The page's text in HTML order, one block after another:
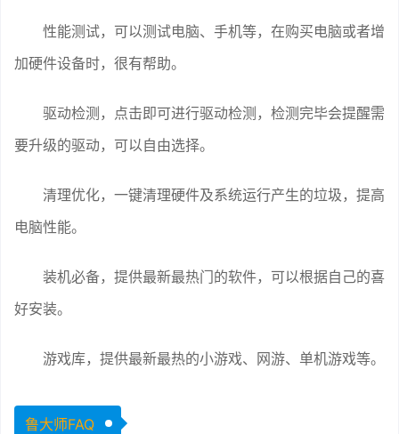
性能测试，可以测试电脑、手机等，在购买电脑或者增
加硬件设备时，很有帮助。
驱动检测，点击即可进行驱动检测，检测完毕会提醒需
要升级的驱动，可以自由选择。
清理优化，一键清理硬件及系统运行产生的垃圾，提高
电脑性能。
装机必备，提供最新最热门的软件，可以根据自己的喜
好安装。
游戏库，提供最新最热的小游戏、网游、单机游戏等。
鲁大师FAQ